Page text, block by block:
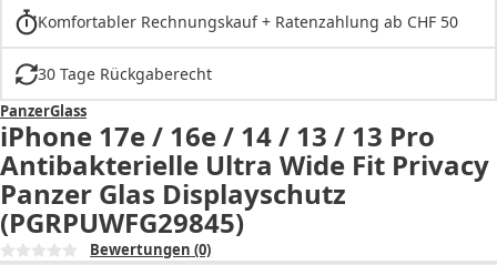
Komfortabler Rechnungskauf + Ratenzahlung ab CHF 50
30 Tage Rückgaberecht
PanzerGlass
iPhone 17e / 16e / 14 / 13 / 13 Pro
Antibakterielle Ultra Wide Fit Privacy
Panzer Glas Displayschutz
(PGRPUWFG29845)
Bewertungen (0)